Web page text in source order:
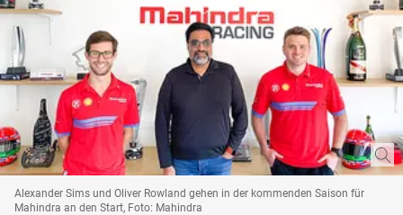
Alexander Sims und Oliver Rowland gehen in der kommenden Saison für
Mahindra an den Start, Foto: Mahindra